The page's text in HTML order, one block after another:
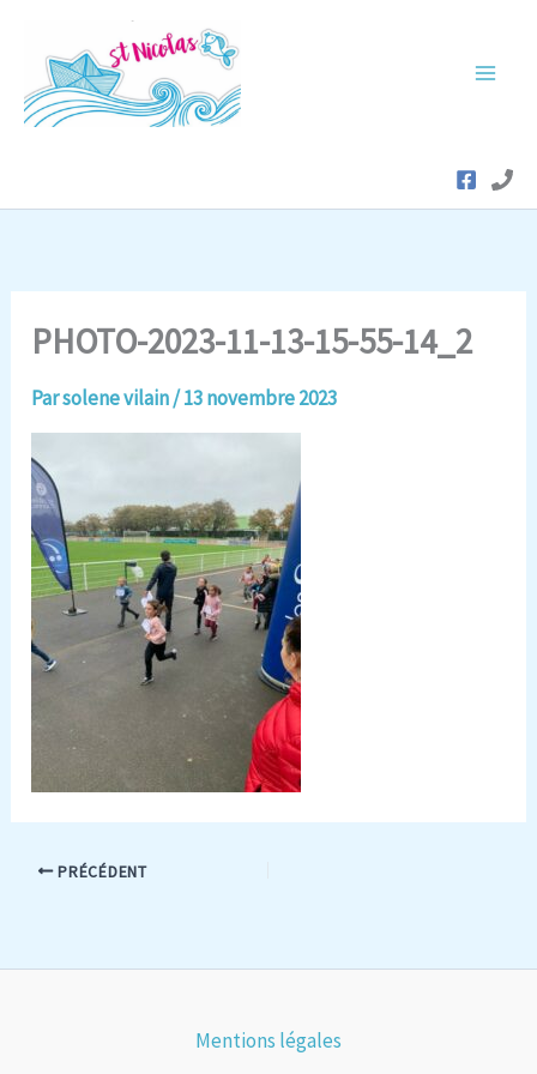
contenu
PHOTO-2023-11-13-15-55-14_2
Parsolene vilain/13 novembre 2023
PRÉCÉDENT
Mentions légales